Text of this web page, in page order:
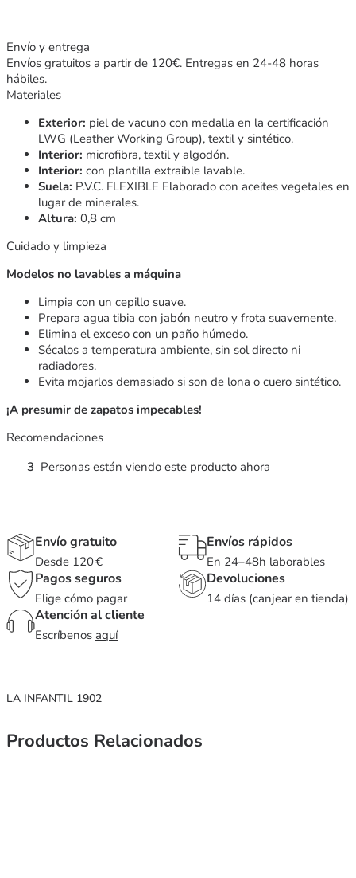
Envío y entrega
Envíos gratuitos a partir de 120€. Entregas en 24-48 horas
hábiles.
Materiales
Exterior: piel de vacuno con medalla en la certificación
LWG (Leather Working Group), textil y sintético.
Interior: microfibra, textil y algodón.
Interior: con plantilla extraible lavable.
Suela: P.V.C. FLEXIBLE Elaborado con aceites vegetales en
lugar de minerales.
Altura: 0,8 cm
Cuidado y limpieza
Modelos no lavables a máquina
Limpia con un cepillo suave.
Prepara agua tibia con jabón neutro y frota suavemente.
Elimina el exceso con un paño húmedo.
Sécalos a temperatura ambiente, sin sol directo ni
radiadores.
Evita mojarlos demasiado si son de lona o cuero sintético.
¡A presumir de zapatos impecables!
Recomendaciones
3 Personas están viendo este producto ahora
Envío gratuito
Desde 120 €
Envíos rápidos
En 24–48h laborables
Pagos seguros
Elige cómo pagar
Devoluciones
14 días (canjear en tienda)
Atención al cliente
Escríbenos aquí
LA INFANTIL 1902
Productos Relacionados